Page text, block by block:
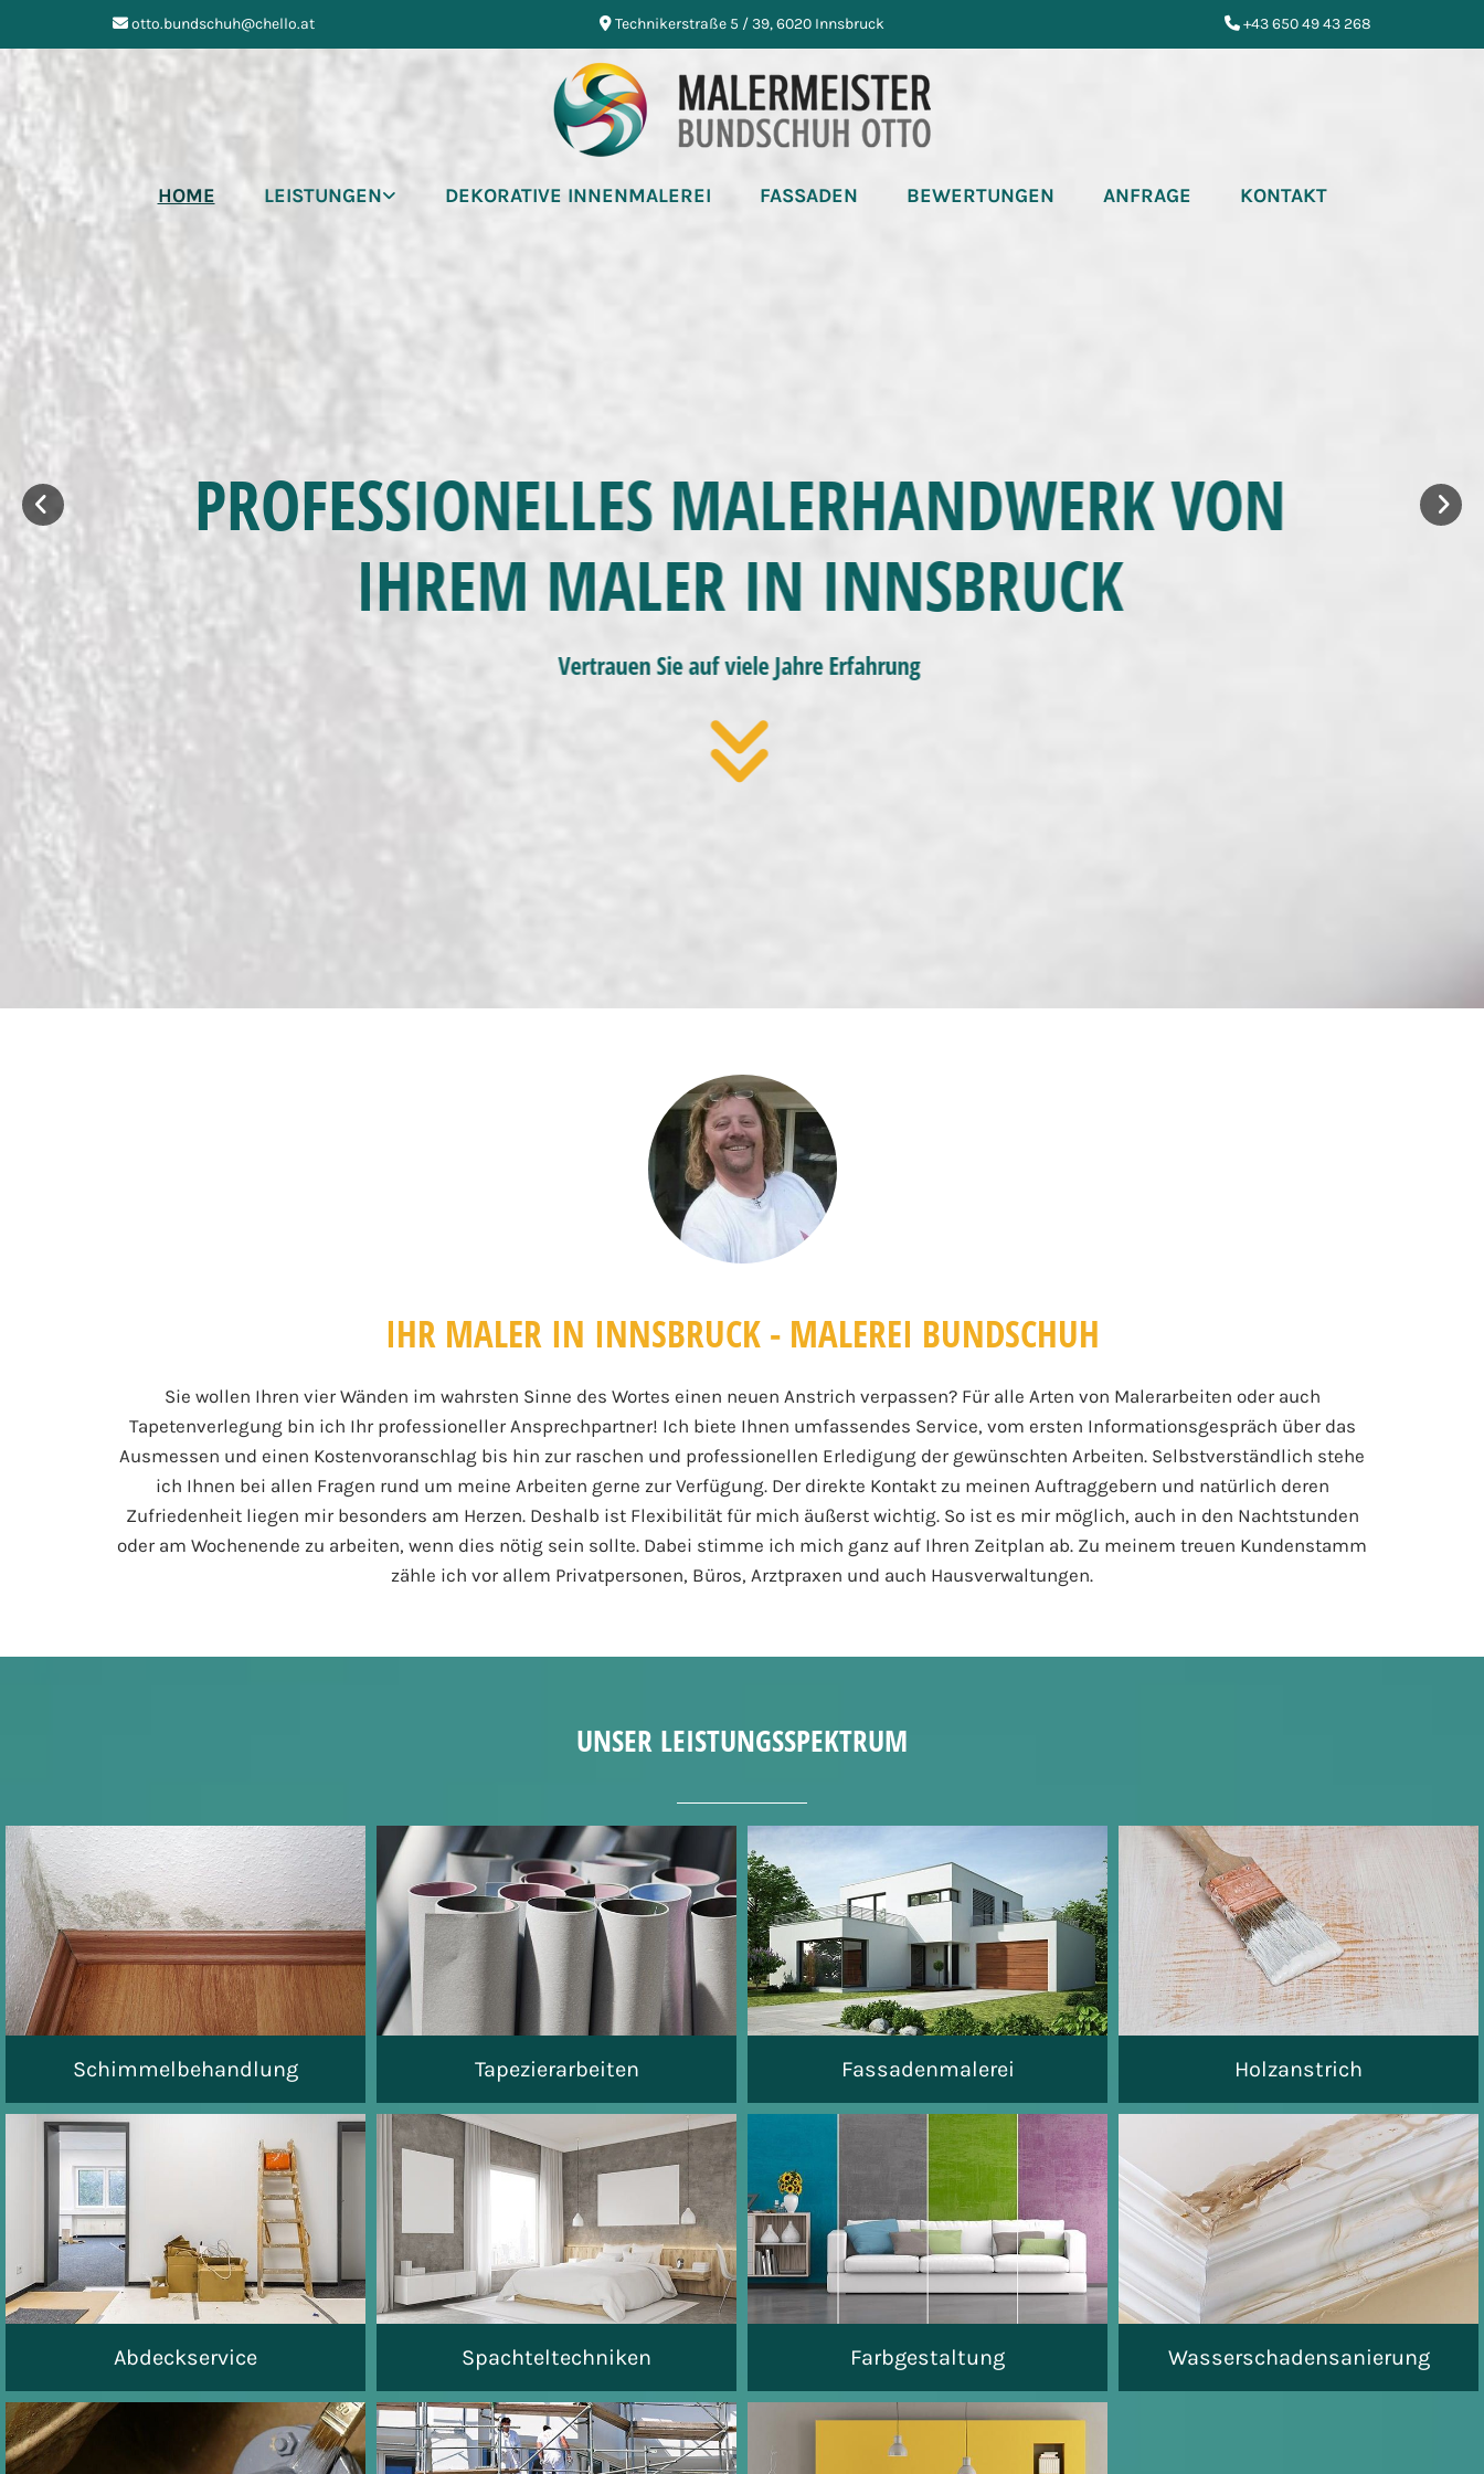
 otto.bundschuh@chello.at  Technikerstraße 5 / 39, 6020 Innsbruck  +43 650 49 43 268
HOME LEISTUNGEN DEKORATIVE INNENMALEREI FASSADEN BEWERTUNGEN ANFRAGE KONTAKT
PROFESSIONELLES MALERHANDWERK VON
IHREM MALER IN INNSBRUCK
Vertrauen Sie auf viele Jahre Erfahrung

IHR MALER IN INNSBRUCK - MALEREI BUNDSCHUH
Sie wollen Ihren vier Wänden im wahrsten Sinne des Wortes einen neuen Anstrich verpassen? Für alle Arten von Malerarbeiten oder auch
Tapetenverlegung bin ich Ihr professioneller Ansprechpartner! Ich biete Ihnen umfassendes Service, vom ersten Informationsgespräch über das
Ausmessen und einen Kostenvoranschlag bis hin zur raschen und professionellen Erledigung der gewünschten Arbeiten. Selbstverständlich stehe
ich Ihnen bei allen Fragen rund um meine Arbeiten gerne zur Verfügung. Der direkte Kontakt zu meinen Auftraggebern und natürlich deren
Zufriedenheit liegen mir besonders am Herzen. Deshalb ist Flexibilität für mich äußerst wichtig. So ist es mir möglich, auch in den Nachtstunden
oder am Wochenende zu arbeiten, wenn dies nötig sein sollte. Dabei stimme ich mich ganz auf Ihren Zeitplan ab. Zu meinem treuen Kundenstamm
zähle ich vor allem Privatpersonen, Büros, Arztpraxen und auch Hausverwaltungen.
UNSER LEISTUNGSSPEKTRUM
Schimmelbehandlung Tapezierarbeiten Fassadenmalerei Holzanstrich
Abdeckservice Spachteltechniken Farbgestaltung Wasserschadensanierung